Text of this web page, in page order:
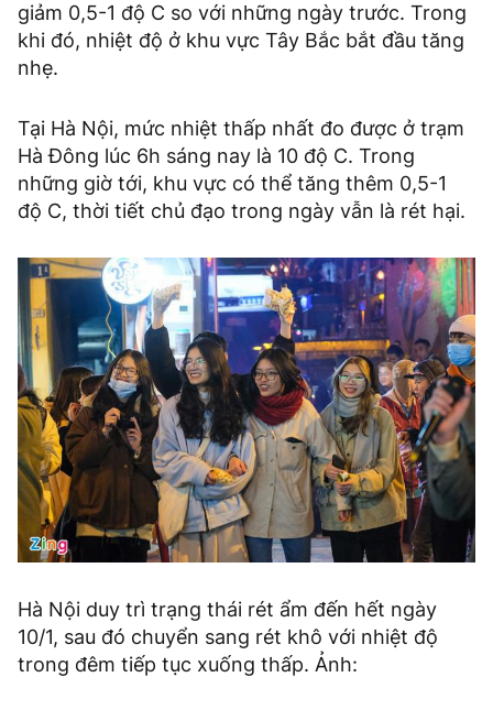
giảm 0,5-1 độ C so với những ngày trước. Trong
khi đó, nhiệt độ ở khu vực Tây Bắc bắt đầu tăng
nhẹ.
Tại Hà Nội, mức nhiệt thấp nhất đo được ở trạm
Hà Đông lúc 6h sáng nay là 10 độ C. Trong
những giờ tới, khu vực có thể tăng thêm 0,5-1
độ C, thời tiết chủ đạo trong ngày vẫn là rét hại.
Hà Nội duy trì trạng thái rét ẩm đến hết ngày
10/1, sau đó chuyển sang rét khô với nhiệt độ
trong đêm tiếp tục xuống thấp. Ảnh: